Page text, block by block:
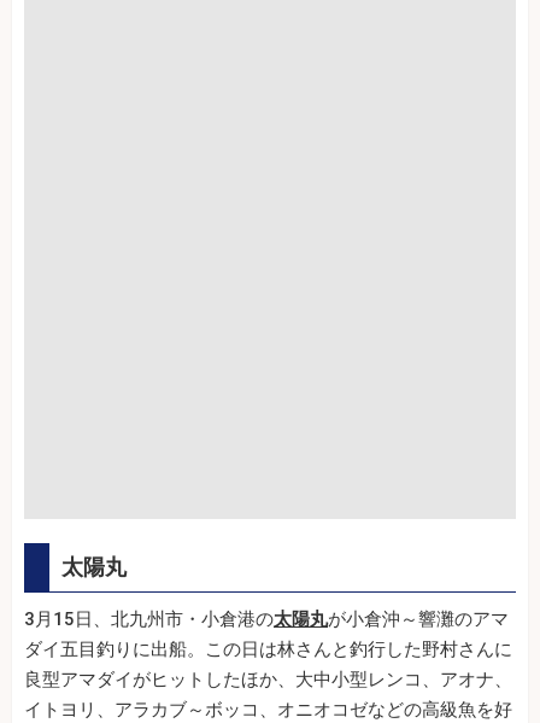
太陽丸
3月15日、北九州市・小倉港の太陽丸が小倉沖～響灘のアマ
ダイ五目釣りに出船。この日は林さんと釣行した野村さんに
良型アマダイがヒットしたほか、大中小型レンコ、アオナ、
イトヨリ、アラカブ～ボッコ、オニオコゼなどの高級魚を好